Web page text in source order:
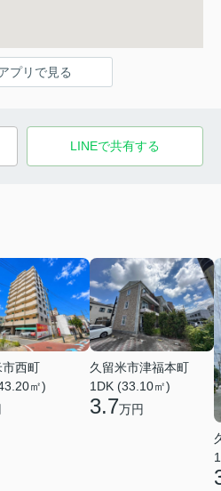
プリで見る
LINEで共有する
市西町
㎡)
久留米市津福本町
1DK (33.10㎡)
3.7万円